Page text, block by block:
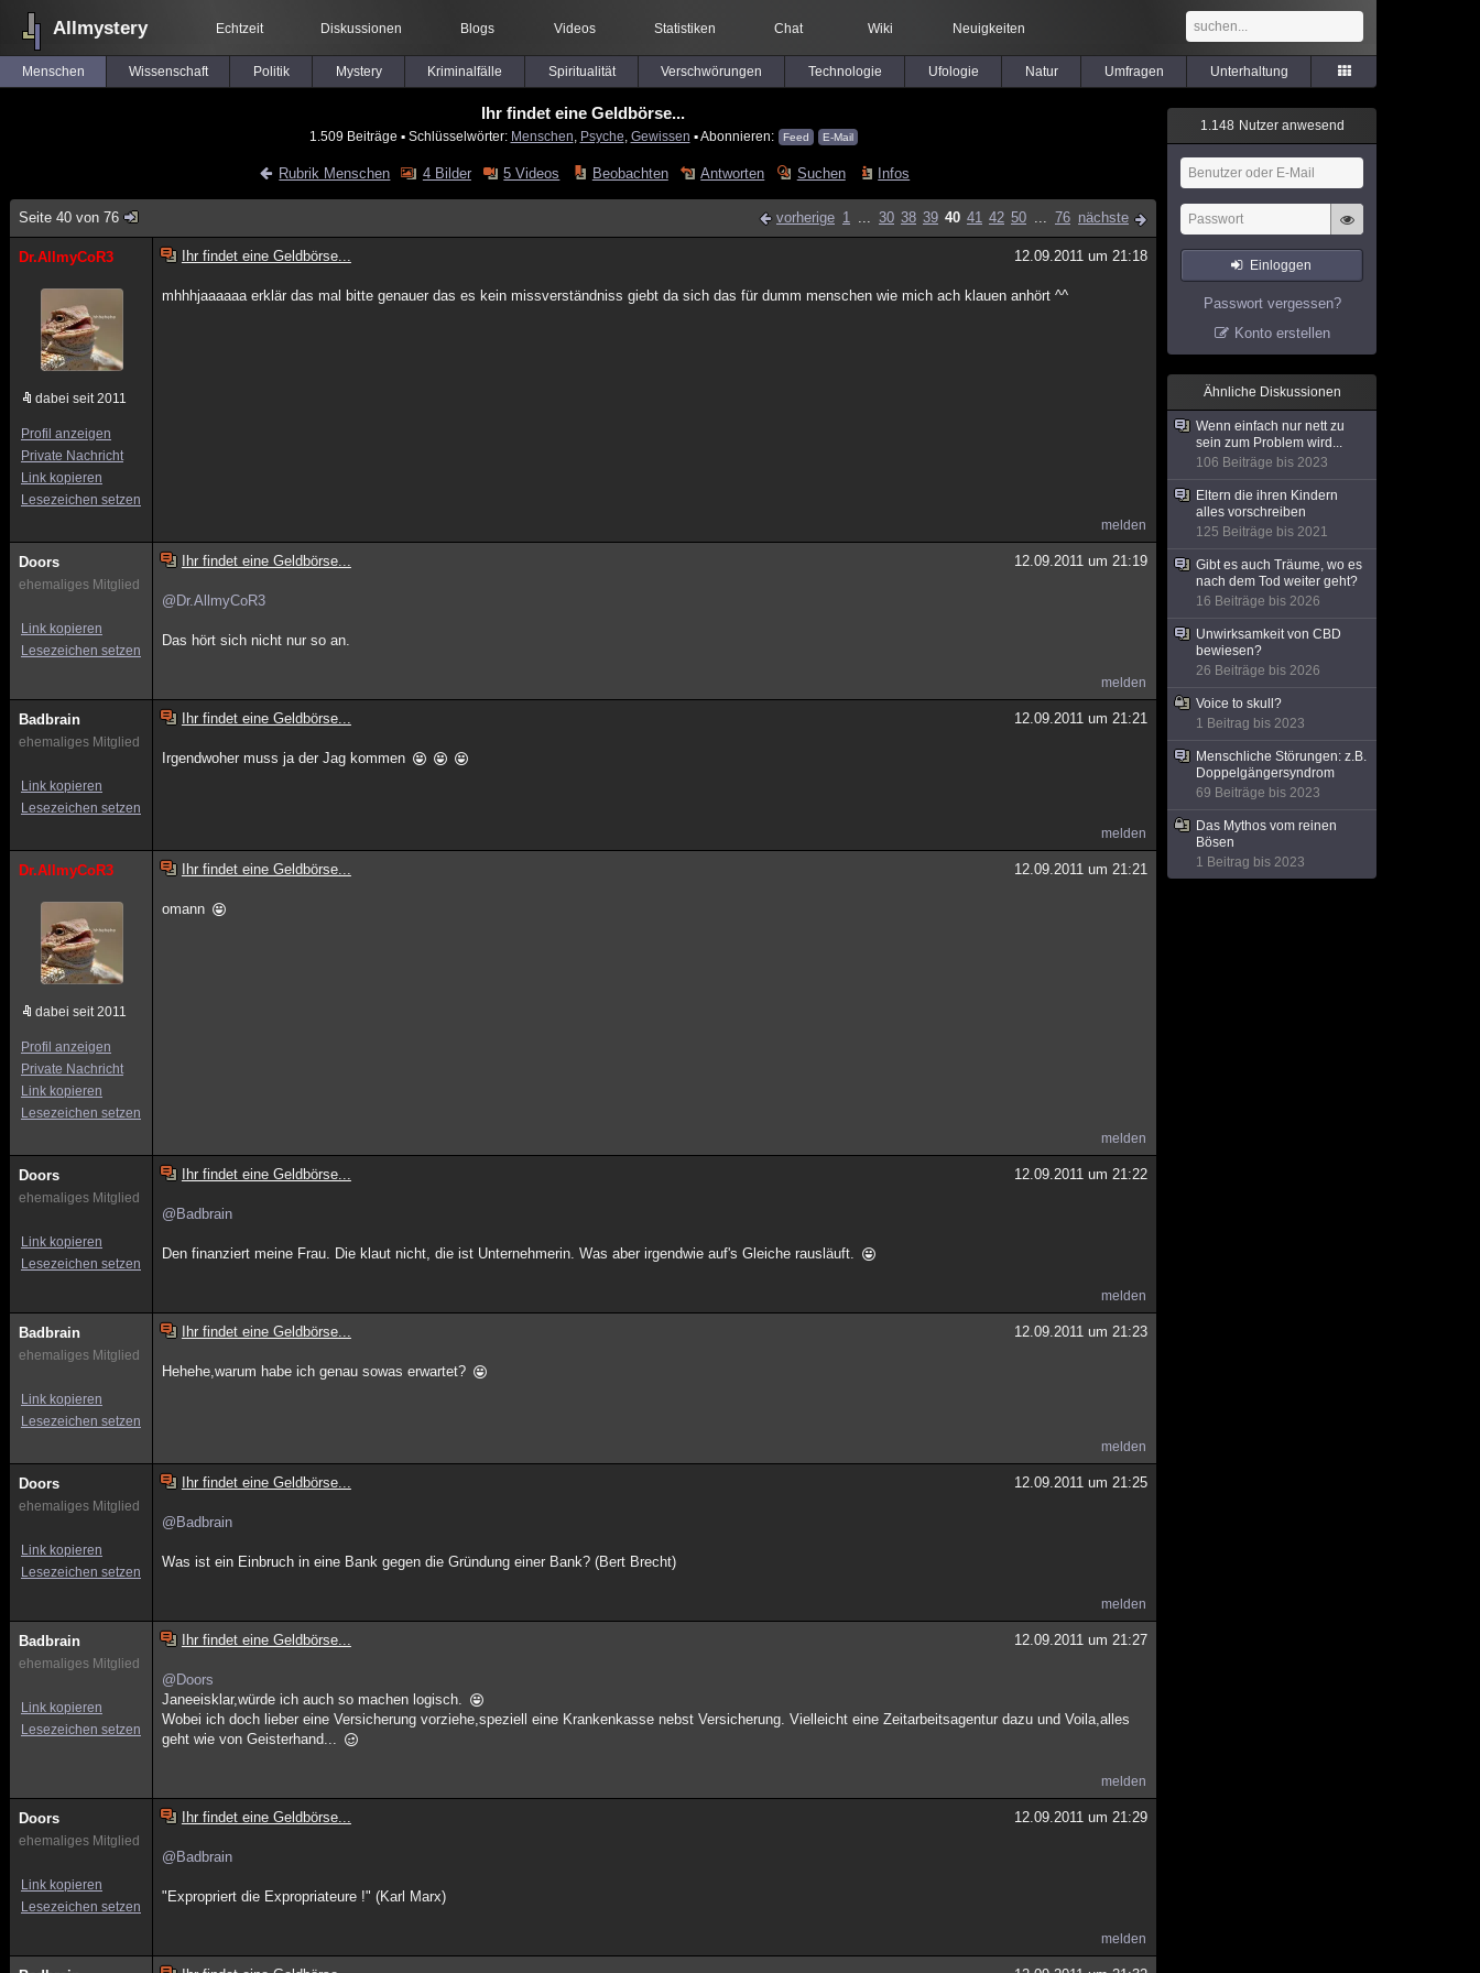
Allmystery Echtzeit Diskussionen Blogs Videos Statistiken Chat Wiki Neuigkeiten
Menschen Wissenschaft Politik Mystery Kriminalfälle Spiritualität Verschwörungen Technologie Ufologie Natur Umfragen Unterhaltung
Ihr findet eine Geldbörse...
1.509 Beiträge ▪ Schlüsselwörter: Menschen Psyche Gewissen ▪ Abonnieren: Feed E-Mail
Rubrik Menschen 4 Bilder 5 Videos Beobachten Antworten Suchen Infos
Seite 40 von 76 vorherige 1 ... 30 38 39 40 41 42 50 ... 76 nächste
Dr.AllmyCoR3
dabei seit 2011
Profil anzeigen
Private Nachricht
Link kopieren
Lesezeichen setzen
Ihr findet eine Geldbörse... 12.09.2011 um 21:18
mhhhjaaaaaa erklär das mal bitte genauer das es kein missverständniss giebt da sich das für dumm menschen wie mich ach klauen anhört ^^
melden
Doors
ehemaliges Mitglied
Link kopieren
Lesezeichen setzen
Ihr findet eine Geldbörse... 12.09.2011 um 21:19
@Dr.AllmyCoR3
Das hört sich nicht nur so an.
melden
Badbrain
ehemaliges Mitglied
Link kopieren
Lesezeichen setzen
Ihr findet eine Geldbörse... 12.09.2011 um 21:21
Irgendwoher muss ja der Jag kommen
melden
Dr.AllmyCoR3
dabei seit 2011
Profil anzeigen
Private Nachricht
Link kopieren
Lesezeichen setzen
Ihr findet eine Geldbörse... 12.09.2011 um 21:21
omann
melden
Doors
ehemaliges Mitglied
Link kopieren
Lesezeichen setzen
Ihr findet eine Geldbörse... 12.09.2011 um 21:22
@Badbrain
Den finanziert meine Frau. Die klaut nicht, die ist Unternehmerin. Was aber irgendwie auf's Gleiche rausläuft.
melden
Badbrain
ehemaliges Mitglied
Link kopieren
Lesezeichen setzen
Ihr findet eine Geldbörse... 12.09.2011 um 21:23
Hehehe,warum habe ich genau sowas erwartet?
melden
Doors
ehemaliges Mitglied
Link kopieren
Lesezeichen setzen
Ihr findet eine Geldbörse... 12.09.2011 um 21:25
@Badbrain
Was ist ein Einbruch in eine Bank gegen die Gründung einer Bank? (Bert Brecht)
melden
Badbrain
ehemaliges Mitglied
Link kopieren
Lesezeichen setzen
Ihr findet eine Geldbörse... 12.09.2011 um 21:27
@Doors
Janeeisklar,würde ich auch so machen logisch.
Wobei ich doch lieber eine Versicherung vorziehe,speziell eine Krankenkasse nebst Versicherung. Vielleicht eine Zeitarbeitsagentur dazu und Voila,alles
geht wie von Geisterhand...
melden
Doors
ehemaliges Mitglied
Link kopieren
Lesezeichen setzen
Ihr findet eine Geldbörse... 12.09.2011 um 21:29
@Badbrain
"Expropriert die Expropriateure !" (Karl Marx)
melden
1.148 Nutzer anwesend
Einloggen
Passwort vergessen?
Konto erstellen
Ähnliche Diskussionen
Wenn einfach nur nett zu
sein zum Problem wird...
106 Beiträge bis 2023
Eltern die ihren Kindern
alles vorschreiben
125 Beiträge bis 2021
Gibt es auch Träume, wo es
nach dem Tod weiter geht?
16 Beiträge bis 2026
Unwirksamkeit von CBD
bewiesen?
26 Beiträge bis 2026
Voice to skull?
1 Beitrag bis 2023
Menschliche Störungen: z.B.
Doppelgängersyndrom
69 Beiträge bis 2023
Das Mythos vom reinen
Bösen
1 Beitrag bis 2023